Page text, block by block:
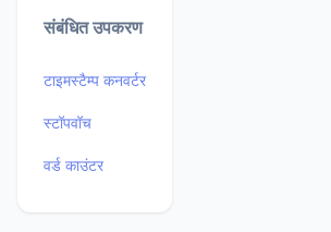
संबंधित उपकरण
टाइमस्टैम्प कनवर्टर
स्टॉपवॉच
वर्ड काउंटर